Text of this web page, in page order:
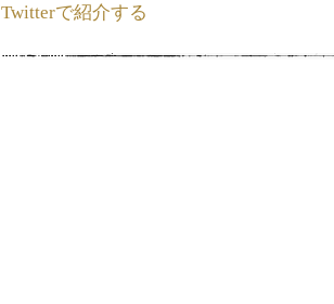
Twitterで紹介する